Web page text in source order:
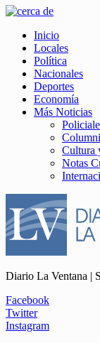
Inicio
Locales
Política
Nacionales
Deportes
Economía
Más Noticias
Cultura
Notas
Diario La Ventana |
Facebook
Twitter
Instagram